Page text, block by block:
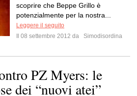
scoprire che Beppe Grillo è
potenzialmente per la nostra...
Leggere il seguito
Il 08 settembre 2012 da
Simodisordina
PZ Myers: le
dei “nuovi atei”